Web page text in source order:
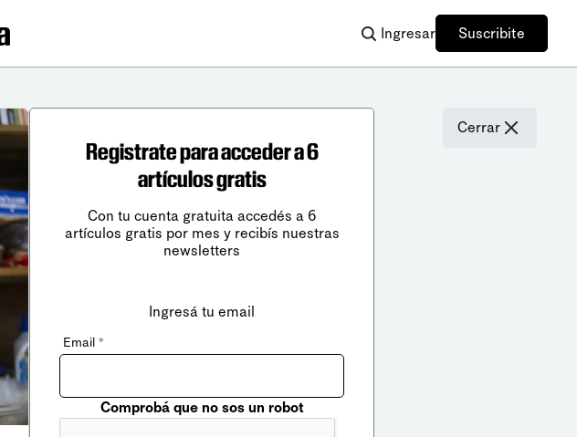
Ingresar Suscribite
Cerrar
Registrate para acceder a 6
artículos gratis
Con tu cuenta gratuita accedés a 6
artículos gratis por mes y recibís nuestras
newsletters
Ingresá tu email
Email *
Comprobá que no sos un robot